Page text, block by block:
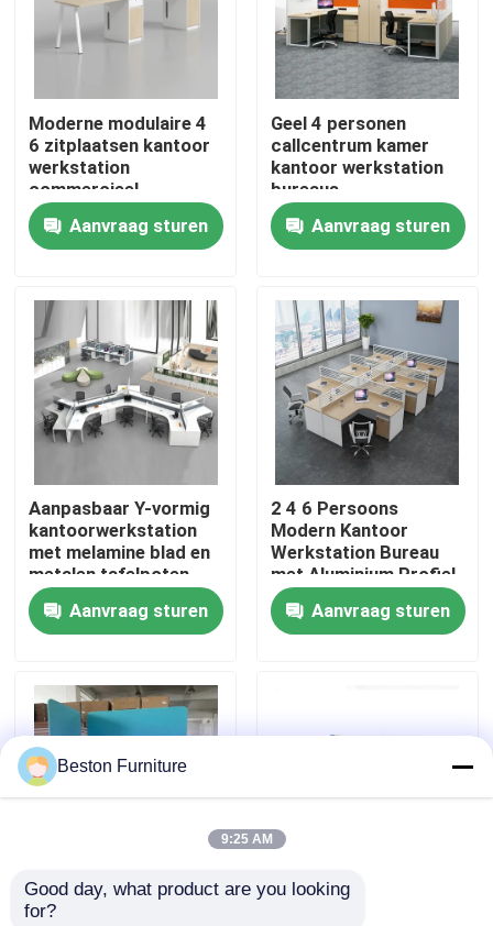
Producten
Over ons
Fabriekstocht
Kwaliteitscontrole
Neem contact met ons op
Nieuws
Gevallen
Bureau Werkstation Bureaus
Moderne modulaire 4
6 zitplaatsen kantoor
werkstation
commercieel
personeel kantoor
bureau met privacy
scherm
Aanvraag sturen
Geel 4 personen
callcentrum kamer
kantoor werkstation
bureaus
Aanvraag sturen
Aanpasbaar Y-vormig
kantoorwerkstation
met melamine blad en
metalen tafelpoten
Aanvraag sturen
2 4 6 Persoons
Modern Kantoor
Werkstation Bureau
met Aluminium Profiel
Stof Materiaal en
30mm Dik Paneel
Aanvraag sturen
Aanpasbare grootte
25mm Melamine Board
Modulair werkstation
Beston Furniture
9:25 AM
Good day, what product are you looking
for?